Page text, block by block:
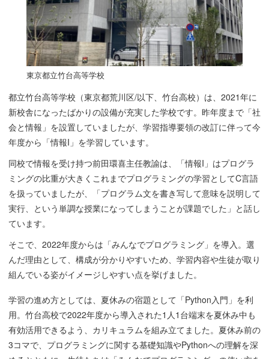
東京都立竹台高等学校
都立竹台高等学校（東京都荒川区/以下、竹台高校）は、2021年に
新校舎になったばかりの設備が充実した学校です。昨年度まで「社
会と情報」を設置していましたが、学習指導要領の改訂に伴って今
年度から「情報I」を学習しています。
同校で情報を受け持つ前田環喜主任教諭は、「情報I」はプログラ
ミングの比重が大きくこれまでプログラミングの学習としてC言語
を扱っていましたが、「プログラム文を書き写して意味を説明して
実行、という単調な授業になってしまうことが課題でした」と話し
ています。
そこで、2022年度からは「みんなでプログラミング」を導入。選
んだ理由として、構成が分かりやすいため、学習内容や生徒が取り
組んでいる姿がイメージしやすい点を挙げました。
学習の進め方としては、夏休みの宿題として「Python入門」を利
用。竹台高校で2022年度から導入された1人1台端末を夏休み中も
有効活用できるよう、カリキュラムを組み立てました。夏休み前の
3コマで、プログラミングに関する基礎知識やPythonへの理解を深